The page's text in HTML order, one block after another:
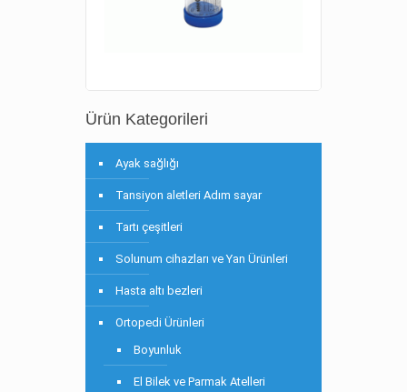
Ürün Kategorileri
Ayak sağlığı
Tansiyon aletleri Adım sayar
Tartı çeşitleri
Solunum cihazları ve Yan Ürünleri
Hasta altı bezleri
Ortopedi Ürünleri
Boyunluk
El Bilek ve Parmak Atelleri